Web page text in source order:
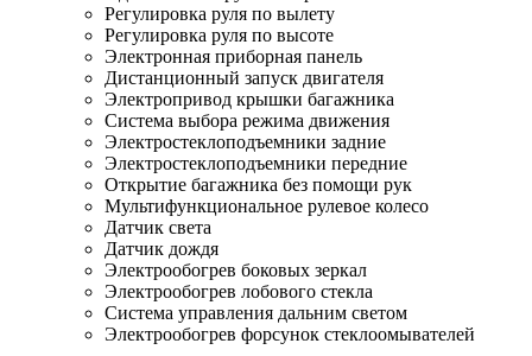
Регулировка руля по вылету
Регулировка руля по высоте
Электронная приборная панель
Дистанционный запуск двигателя
Электропривод крышки багажника
Система выбора режима движения
Электростеклоподъемники задние
Электростеклоподъемники передние
Открытие багажника без помощи рук
Мультифункциональное рулевое колесо
Датчик света
Датчик дождя
Электрообогрев боковых зеркал
Электрообогрев лобового стекла
Система управления дальним светом
Электрообогрев форсунок стеклоомывателей